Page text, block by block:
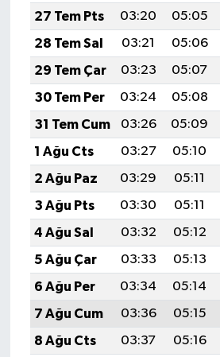
27 Tem Pts
03:20 05:05
28 Tem Sal
03:21 05:06
29 Tem Çar
03:23 05:07
30 Tem Per
03:24 05:08
31 Tem Cum
03:26 05:09
1 Ağu Cts
03:27 05:10
2 Ağu Paz
03:29 05:11
3 Ağu Pts
03:30 05:11
4 Ağu Sal
03:32 05:12
5 Ağu Çar
03:33 05:13
6 Ağu Per
03:34 05:14
7 Ağu Cum
03:36 05:15
8 Ağu Cts
03:37 05:16